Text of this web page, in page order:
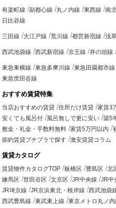
有楽町線 副都心線 丸ノ内線 東西線 南
日比谷線
三田線 大江戸線 荒川線 都営新宿線 浅
西武池袋線 西武新宿線 京王線 井の頭線
東急東横線 東急多摩川線 東急田園都市線
東急世田谷線
おすすめ賃貸特集
当店おすすめの賃貸 住所だけ賃貸 家賃3
安くても風呂付
風呂無しで更に安い 築5
敷金・礼金・手数料無料
家賃5万円以内
節約賃貸プチプラで探す
激安賃貸コラム
賃貸カタログ
賃貸物件カタログTOP 板橋区 豊島区 北
練馬区
世田谷区 文京区 JR中央線 JR中
JR埼京線
JR京浜東北・根岸線 西武池袋
西武豊島線
東武東上線 東京メトロ丸ノ内